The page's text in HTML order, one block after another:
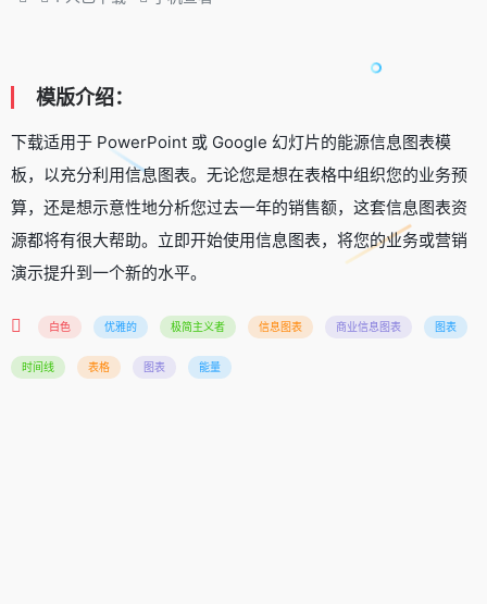
模版介绍：
下载适用于 PowerPoint 或 Google 幻灯片的能源信息图表模
板，以充分利用信息图表。无论您是想在表格中组织您的业务预
算，还是想示意性地分析您过去一年的销售额，这套信息图表资
源都将有很大帮助。立即开始使用信息图表，将您的业务或营销
演示提升到一个新的水平。
白色 优雅的 极简主义者 信息图表 商业信息图表 图表
时间线 表格 图表 能量